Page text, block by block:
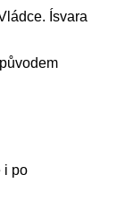
Ísvara
i po